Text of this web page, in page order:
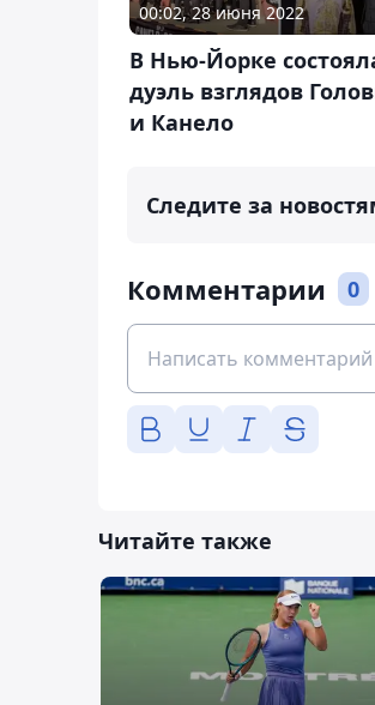
00:02, 28 июня 2022
В Нью-Йорке
дуэль взглядов
и Канело
Следите за
Комментарии 0
Читайте также